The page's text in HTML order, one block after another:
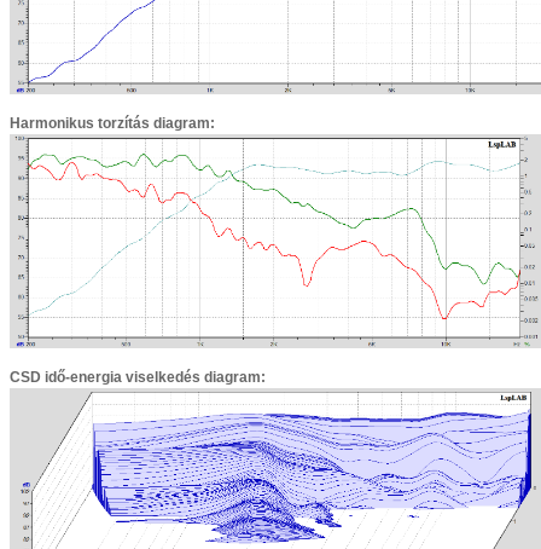
Harmonikus torzítás diagram:
CSD idő-energia viselkedés diagram: